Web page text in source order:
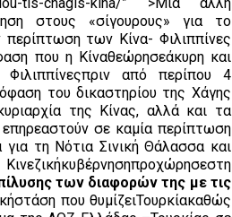
στους «σίγουρους» για το
των Κίνα- Φιλιππίνες
που η Κίναθεώρησεάκυρη και
από περίπου 4
του δικαστηρίου της Χάγης
της Κίνας, αλλά και τα
σε καμία περίπτωση
τη Νότια Σινική Θάλασσα και
των διαφορών της με τις
που θυμίζειΤουρκίακαθώς